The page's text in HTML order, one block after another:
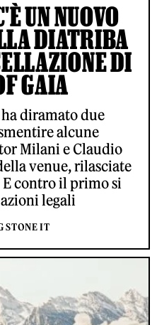
UN NUOVO
DIATRIBA
DI
GAIA
diramato due
alcune
Milani e Claudio
venue, rilasciate
E contro il primo si
legali
STONE IT